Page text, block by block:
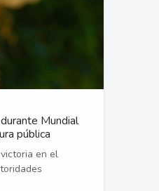
Mundial
pública
en el